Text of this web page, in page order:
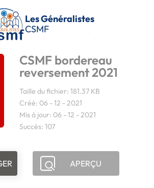
Les Généralistes
CSMF
CSMF bordereau
reversement 2021
Taille du fichier: 181.37 KB
Créé: 06 - 12 - 2021
Mis à jour: 06 - 12 - 2021
Succès: 107
APERÇU